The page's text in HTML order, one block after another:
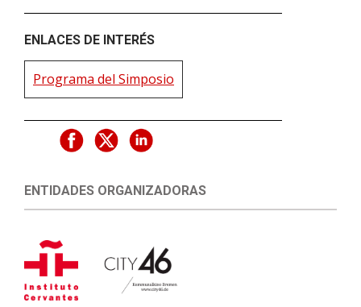
ENLACES DE INTERÉS
Programa del Simposio
ENTIDADES ORGANIZADORAS